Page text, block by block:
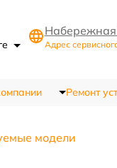
Адрес
Ремонт
модели